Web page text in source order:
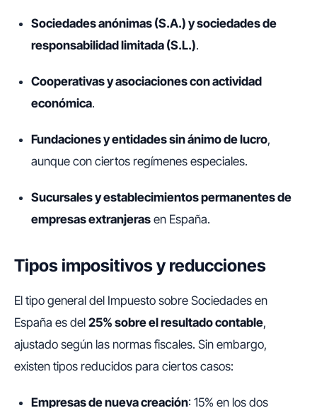
Sociedades anónimas (S.A.) y sociedades de
responsabilidad limitada (S.L.).
Cooperativas y asociaciones con actividad
económica.
Fundaciones y entidades sin ánimo de lucro,
aunque con ciertos regímenes especiales.
Sucursales y establecimientos permanentes de
empresas extranjeras en España.
Tipos impositivos y reducciones
El tipo general del Impuesto sobre Sociedades en
España es del 25% sobre el resultado contable,
ajustado según las normas fiscales. Sin embargo,
existen tipos reducidos para ciertos casos:
Empresas de nueva creación: 15% en los dos